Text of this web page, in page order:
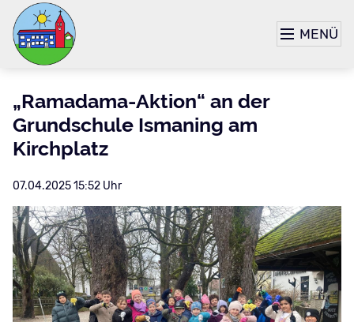
MENÜ
„Ramadama-Aktion“ an der
Grundschule Ismaning am
Kirchplatz
07.04.2025 15:52 Uhr